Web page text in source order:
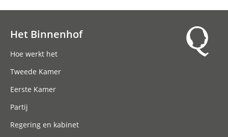
Het Binnenhof
Hoe werkt het
Tweede Kamer
Eerste Kamer
Partij
Regering en kabinet